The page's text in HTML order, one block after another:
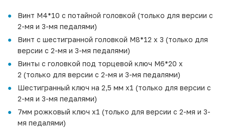
Винт M4*10 с потайной головкой (только для версии с
2-мя и 3-мя педалями)
Винт с шестигранной головкой M8*12 x 3 (только для
версии с 2-мя и 3-мя педалями)
Винты с головкой под торцевой ключ M6*20 x
2 (только для версии с 2-мя и 3-мя педалями)
Шестигранный ключ на 2,5 мм x1 (только для версии с
2-мя и 3-мя педалями)
7мм рожковый ключ x1 (только для версии с 2-мя и 3-
мя педалями)